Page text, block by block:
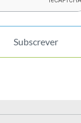
Subscrever